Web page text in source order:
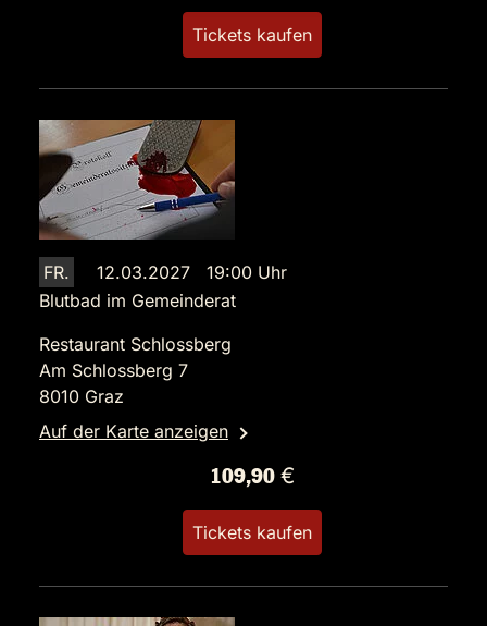
Tickets kaufen
FR.
12.03.2027 19:00 Uhr
Blutbad im Gemeinderat
Restaurant Schlossberg
Am Schlossberg 7
8010 Graz
Auf der Karte anzeigen
109,90 €
Tickets kaufen